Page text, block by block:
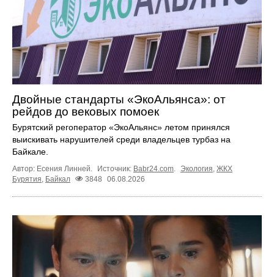
Двойные стандарты «ЭкоАльянса»: от
рейдов до вековых помоек
Бурятский регоператор «ЭкоАльянс» летом принялся
выискивать нарушителей среди владельцев турбаз на
Байкале.
Автор: Есения Линней. Источник: Babr24.com. Экология, ЖКХ
Бурятия, Байкал 3848 06.08.2026